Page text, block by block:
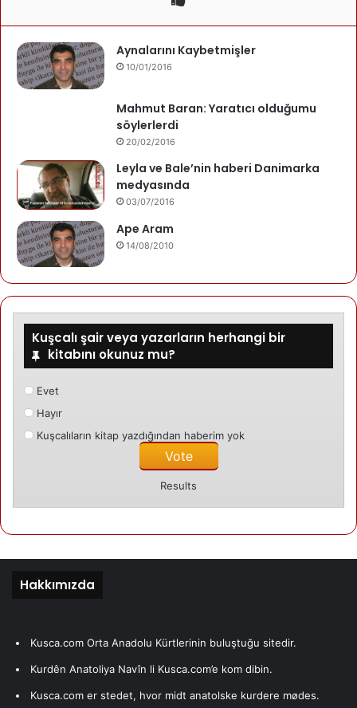
Yazarımız
Mehmet Gezen
Kuşca'da doğdu. Danimarka'da yaşamakta.
Mehmet Gezen
06/01/2025
Ben
Mevzu yokluğun
08/09/2024
Amara
Aynalarını Kaybetmişler
10/01/2016
Mahmut Baran: Yaratıcı olduğumu
söylerlerdi
20/02/2016
Leyla ve Bale’nin haberi Danimarka
medyasında
03/07/2016
Ape Aram
14/08/2010
Kuşcalı şair veya yazarların herhangi bir
kitabını okunuz mu?
Evet
Hayır
Kuşcalıların kitap yazdığından haberim yok
Results
Hakkımızda
Kusca.com Orta Anadolu Kürtlerinin buluştuğu sitedir.
Kurdên Anatoliya Navîn li Kusca.com’e kom dibin.
Kusca.com er stedet, hvor midt anatolske kurdere mødes.